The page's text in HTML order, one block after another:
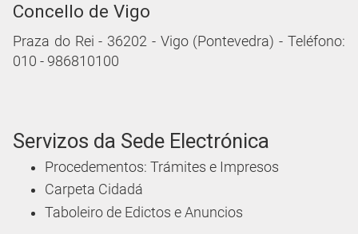
Concello de Vigo
Praza do Rei - 36202 - Vigo (Pontevedra) - Teléfono:
010 - 986810100
Servizos da Sede Electrónica
Procedementos: Trámites e Impresos
Carpeta Cidadá
Taboleiro de Edictos e Anuncios